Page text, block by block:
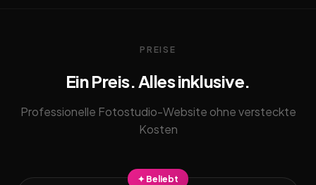
PREISE
Ein Preis. Alles inklusive.
Professionelle Fotostudio-Website ohne versteckte
Kosten
✦ Beliebt